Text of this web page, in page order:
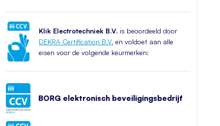
Klik Electrotechniek B.V. is beoordeeld door
DEKRA Certification B.V. en voldoet aan alle
eisen voor de volgende keurmerken:
BORG elektronisch beveiligingsbedrijf